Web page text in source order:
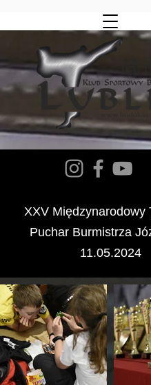
XXV Międzynarodowy
Puchar Burmistrza
11.05.2024